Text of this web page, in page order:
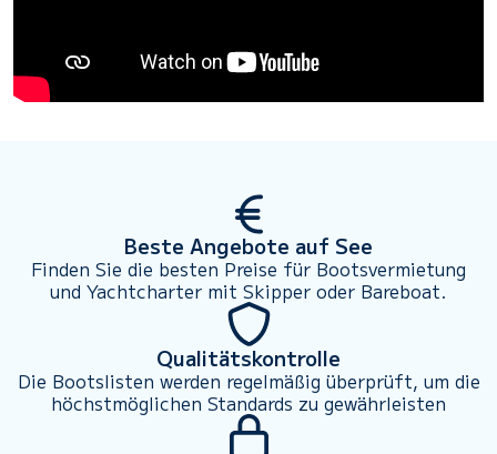
Beste Angebote auf See
Finden Sie die besten Preise für Bootsvermietung
und Yachtcharter mit Skipper oder Bareboat.
Qualitätskontrolle
Die Bootslisten werden regelmäßig überprüft, um die
höchstmöglichen Standards zu gewährleisten